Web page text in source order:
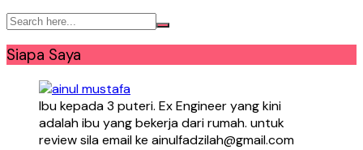
Siapa Saya
Ibu kepada 3 puteri. Ex Engineer yang kini
adalah ibu yang bekerja dari rumah. untuk
review sila email ke ainulfadzilah@gmail.com